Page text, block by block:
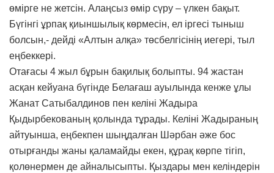
өмірге не жетсін. Алаңсыз өмір сүру – үлкен бақыт.
Бүгінгі ұрпақ қиыншылық көрмесін, ел іргесі тыныш
болсын,- дейді «Алтын алқа» төсбелгісінің иегері, тыл
еңбеккері.
Отағасы 4 жыл бұрын бақилық болыпты. 94 жастан
асқан кейуана бүгінде Белағаш ауылында кенже ұлы
Жанат Сатыбалдинов пен келіні Жадыра
Қыдырбекованың қолында тұрады. Келіні Жадыраның
айтуынша, еңбекпен шыңдалған Шәрбан әже бос
отырғанды жаны қаламайды екен, құрақ көрпе тігіп,
қолөнермен де айналысыпты. Қыздары мен келіндерін